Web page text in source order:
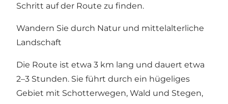
Schritt auf der Route zu finden.
Wandern Sie durch Natur und mittelalterliche
Landschaft
Die Route ist etwa 3 km lang und dauert etwa
2–3 Stunden. Sie führt durch ein hügeliges
Gebiet mit Schotterwegen, Wald und Stegen,